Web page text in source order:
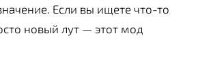
Если вы ищете что-то
новый лут — этот мод